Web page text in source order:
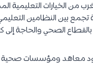
من الخيارات التعليمية
تجمع بين النظامين
بالقطاع الصحي والحاجة
معاهد ومؤسسات صحية